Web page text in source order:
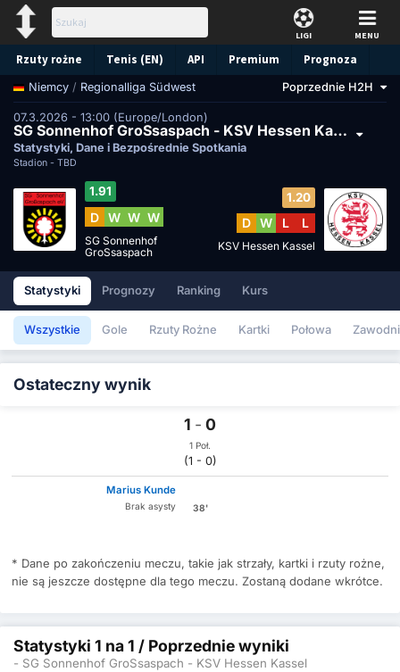
LIGI MENU
Rzuty rożne Tenis (EN) API Premium Prognoza
Niemcy / Regionalliga Südwest Poprzednie H2H
07.3.2026 - 13:00 (Europe/London)
SG Sonnenhof GroSsaspach - KSV Hessen Kassel
Statystyki, Dane i Bezpośrednie Spotkania
Stadion - TBD
1.91
D W W W
SG Sonnenhof
GroSsaspach
1.20
D W L L
KSV Hessen Kassel
Statystyki Prognozy Ranking Kurs
Wszystkie Gole Rzuty Rożne Kartki Połowa
Ostateczny wynik
1 - 0
1 Poł.
(1 - 0)
Marius Kunde
Brak asysty 38'
* Dane po zakończeniu meczu, takie jak strzały, kartki i rzuty rożne,
nie są jeszcze dostępne dla tego meczu. Zostaną dodane wkrótce.
Statystyki 1 na 1 / Poprzednie wyniki
- SG Sonnenhof GroSsaspach - KSV Hessen Kassel